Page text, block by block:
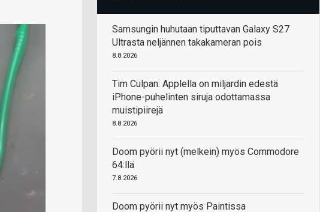
Samsungin huhutaan tiputtavan Galaxy S27
Ultrasta neljännen takakameran pois
8.8.2026
Tim Culpan: Applella on miljardin edestä
iPhone-puhelinten siruja odottamassa
muistipiirejä
8.8.2026
Doom pyörii nyt (melkein) myös Commodore
64:llä
7.8.2026
Doom pyörii nyt myös Paintissa